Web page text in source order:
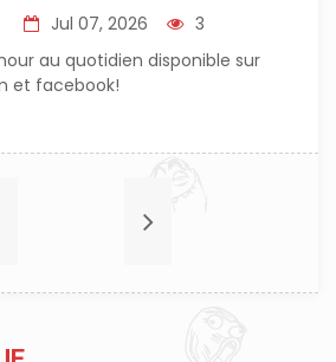
Jul 07, 2026
3
au quotidien disponible sur
et facebook!